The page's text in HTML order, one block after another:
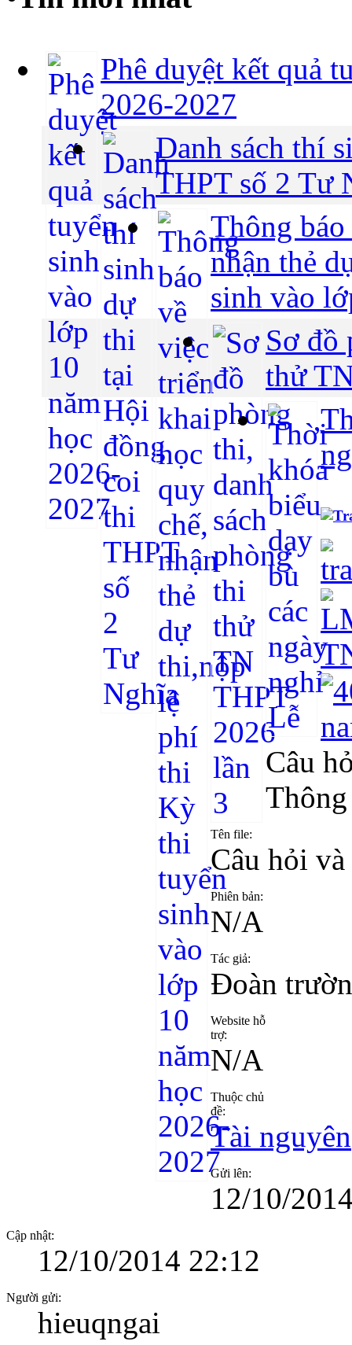
Phê duyệt kết quả
2026-2027
Danh sách thí
THPT số 2 Tư
Thông
nhận thẻ
sinh vào
Sơ đồ
thử
Câu
Tên file:
Câu hỏi
Phiên bản:
N/A
Tác giả:
Đoàn
Website hỗ
trợ:
N/A
Thuộc chủ
đề:
Tài nguyên
Gửi lên:
12/10/
Cập nhật:
12/10/2014 22:12
Người gửi:
hieuqngai